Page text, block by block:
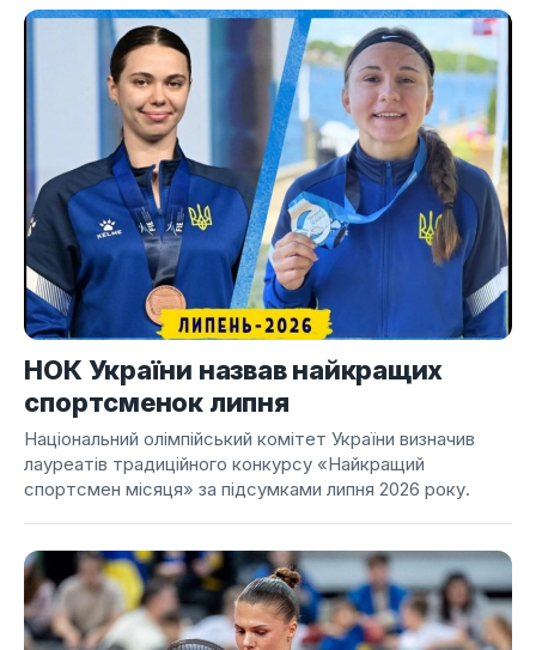
НОК України назвав найкращих
спортсменок липня
Національний олімпійський комітет України визначив
лауреатів традиційного конкурсу «Найкращий
спортсмен місяця» за підсумками липня 2026 року.